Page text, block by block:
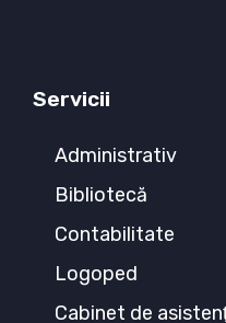
Servicii
Administrativ
Bibliotecă
Contabilitate
Logoped
Cabinet de